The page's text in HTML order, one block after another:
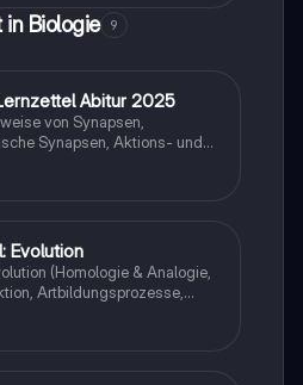
Mechanismen der visuellen
in Biologie 9
Abitur 2025
von Synapsen,
Synapsen, Aktions- und
Evolution
(Homologie & Analogie,
Artbildungsprozesse,
Evolution des Menschen…)